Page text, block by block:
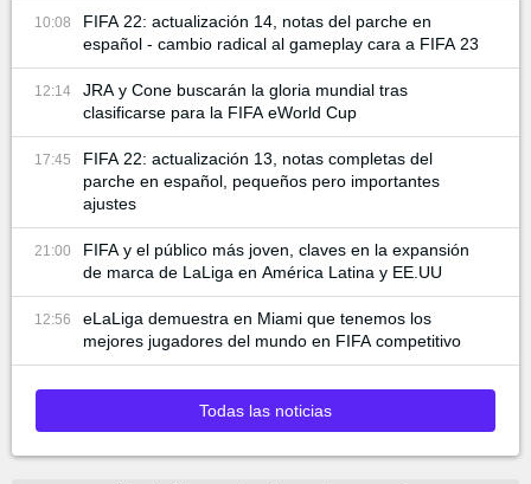
10:08
FIFA 22: actualización 14, notas del parche en
español - cambio radical al gameplay cara a FIFA 23
12:14
JRA y Cone buscarán la gloria mundial tras
clasificarse para la FIFA eWorld Cup
17:45
FIFA 22: actualización 13, notas completas del
parche en español, pequeños pero importantes
ajustes
21:00
FIFA y el público más joven, claves en la expansión
de marca de LaLiga en América Latina y EE.UU
12:56
eLaLiga demuestra en Miami que tenemos los
mejores jugadores del mundo en FIFA competitivo
Todas las noticias